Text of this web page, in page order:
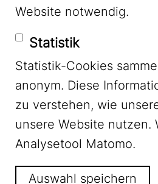
Footer Menu
Website notwendig.
Statistik
Statistik-Cookies
anonym. Diese
zu verstehen, wie
unsere Website nutzen.
Analysetool Matomo.
Auswahl speichern